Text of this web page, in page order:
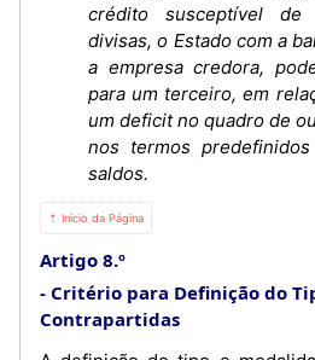
crédito susceptível
divisas, o Estado com a
a empresa credora,
para um terceiro, em
um deficit no quadro de
nos termos
saldos.
⇡ Início da Página
Artigo 8.º
Critério para Definição do
Contrapartidas